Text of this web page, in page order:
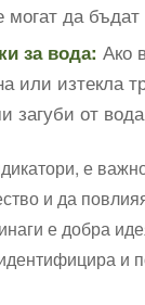
могат да
за вода: Ако
или изтекла
загуби от
е
и да
е добра
и